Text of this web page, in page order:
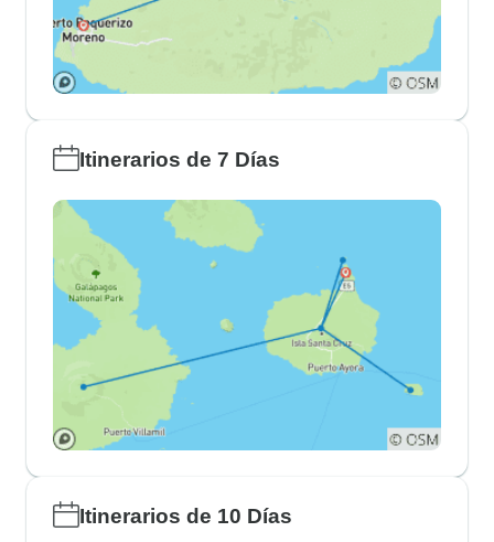
Itinerarios de 7 Días
Itinerarios de 10 Días